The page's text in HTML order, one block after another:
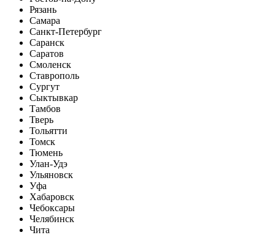
Рязань
Самара
Санкт-Петербург
Саранск
Саратов
Смоленск
Ставрополь
Сургут
Сыктывкар
Тамбов
Тверь
Тольятти
Томск
Тюмень
Улан-Удэ
Ульяновск
Уфа
Хабаровск
Чебоксары
Челябинск
Чита